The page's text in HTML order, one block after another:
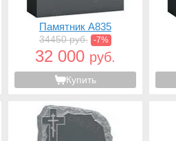
Памятник A835
34450 руб. -7%
32 000 руб.
Купить